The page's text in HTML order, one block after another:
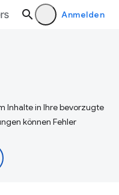
Anmelden
Inhalte in Ihre bevorzugte
können Fehler